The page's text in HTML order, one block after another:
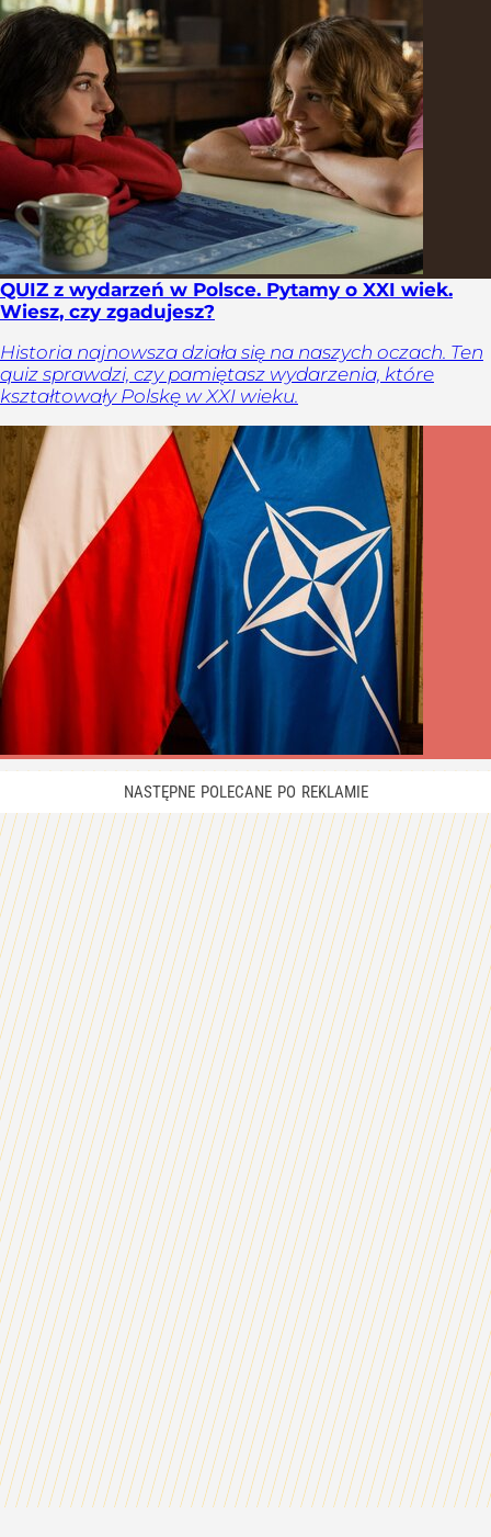
QUIZ z wydarzeń w Polsce. Pytamy o XXI wiek.
Wiesz, czy zgadujesz?
Historia najnowsza działa się na naszych oczach. Ten
quiz sprawdzi, czy pamiętasz wydarzenia, które
kształtowały Polskę w XXI wieku.